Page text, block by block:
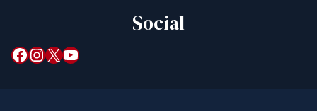
Social
Facebook InstagramX YouTube